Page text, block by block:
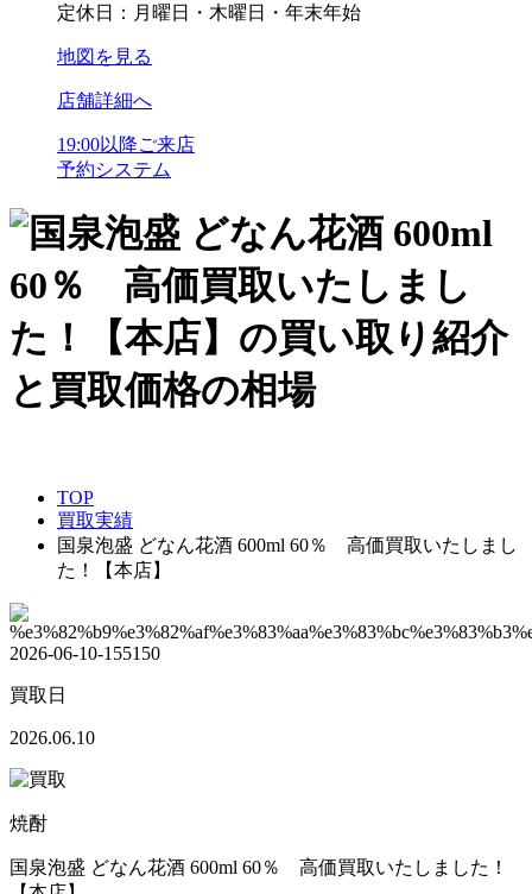
定休日：月曜日・木曜日・年末年始
地図を見る
店舗詳細へ
19:00以降ご来店
予約システム
TOP
買取実績
国泉泡盛 どなん花酒 600ml 60％ 高価買取いたしまし
た！【本店】
買取日
2026.06.10
焼酎
国泉泡盛 どなん花酒 600ml 60％ 高価買取いたしました！